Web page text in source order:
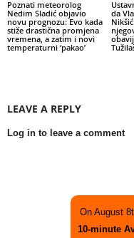
Poznati meteorolog
Nedim Sladić objavio
novu prognozu: Evo kada
stiže drastična promjena
vremena, a zatim i novi
temperaturni ‘pakao’
da
LEAVE A REPLY
Log in to leave a comment
On August
10-minute